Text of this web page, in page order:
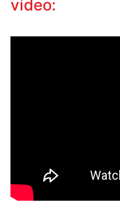
vídeo: